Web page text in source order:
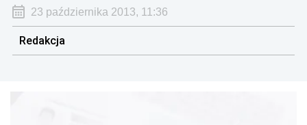
23 października 2013, 11:36
Redakcja